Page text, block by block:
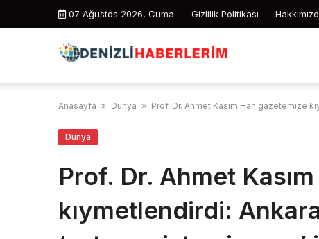
07 Ağustos 2026, Cuma Gizlilik Politikası
Anasayfa » Dünya » Prof. Dr. Ahmet Kasım Han gazetemize
Dünya
Prof. Dr. Ahmet
kıymetlendirdi: